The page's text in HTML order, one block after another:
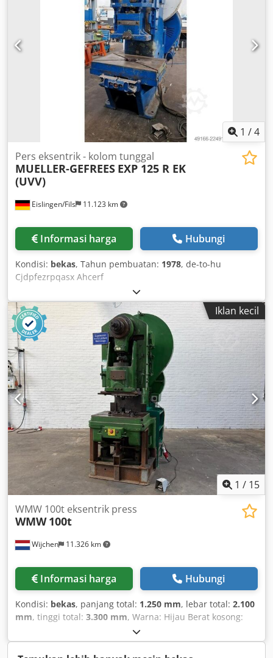
1 /4
Eislingen/Fils 11.123 km
Pers eksentrik - kolom tunggal
MUELLER-GEFREES EXP 125 R EK
(UVV)
Informasi harga Hubungi
Kondisi: bekas, Tahun pembuatan: 1978, de-to-hu
Cjdpfezrpqasx Ahcerf
Iklan kecil
1 / 15
Wijchen 11.326 km
WMW 100t eksentrik press
WMW 100t
Informasi harga Hubungi
Kondisi: bekas, panjang total: 1.250 mm, lebar total: 2.100
mm, tinggi total: 3.300 mm, Warna: Hijau Berat kosong:
7.000 kg Harga: Hubungi kami untuk informasi lebih lanjut
- Dokumentasi tersedia: Tidak - Sertifikat CE tersedia: Tidak
- Sistem kontrol: Konvensional - Model mesin: Mesin